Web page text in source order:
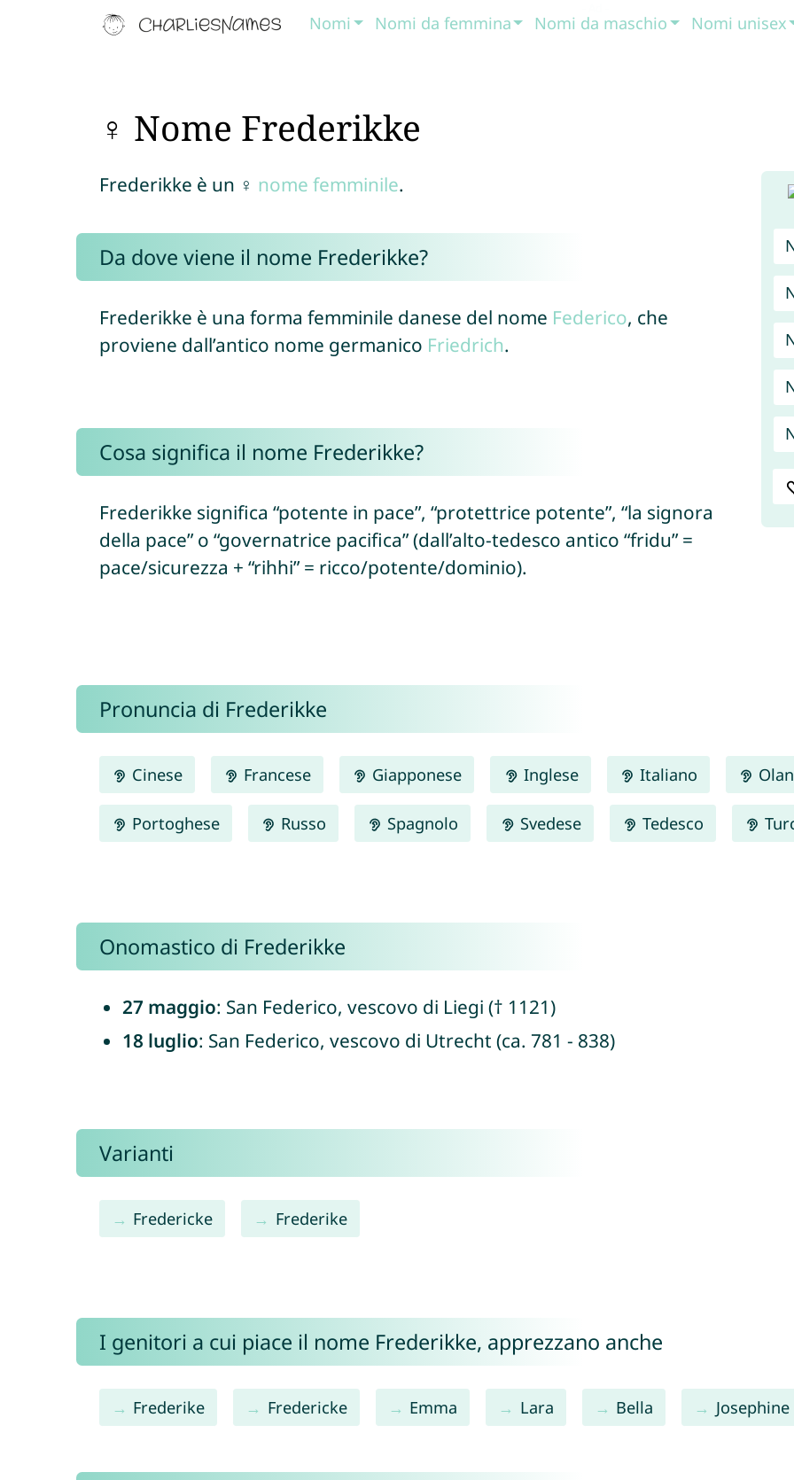
Nomi Nomi da femmina Nomi da maschio Nomi unisex
♀ Nome Frederikke
Frederikke è un ♀ nome femminile.
Da dove viene il nome Frederikke?
Frederikke è una forma femminile danese del nome Federico, che
proviene dall’antico nome germanico Friedrich.
Cosa significa il nome Frederikke?
Frederikke significa “potente in pace”, “protettrice potente”, “la signora
della pace” o “governatrice pacifica” (dall’alto-tedesco antico “fridu” =
pace/sicurezza + “rihhi” = ricco/potente/dominio).
Pronuncia di Frederikke
Cinese Francese Giapponese Inglese Italiano
Portoghese Russo Spagnolo Svedese Tedesco
Onomastico di Frederikke
27 maggio: San Federico, vescovo di Liegi († 1121)
18 luglio: San Federico, vescovo di Utrecht (ca. 781 - 838)
Varianti
Fredericke Frederike
I genitori a cui piace il nome Frederikke, apprezzano anche
Frederike Fredericke Emma Lara Bella Josephine